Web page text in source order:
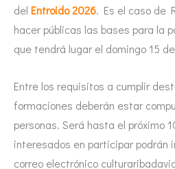
del Entroido 2026. Es el caso de
hacer públicas las bases para la
que tendrá lugar el domingo 15
Entre los requisitos a cumplir
formaciones deberán estar
personas. Será hasta el próximo
interesados en participar podrán
correo electrónico